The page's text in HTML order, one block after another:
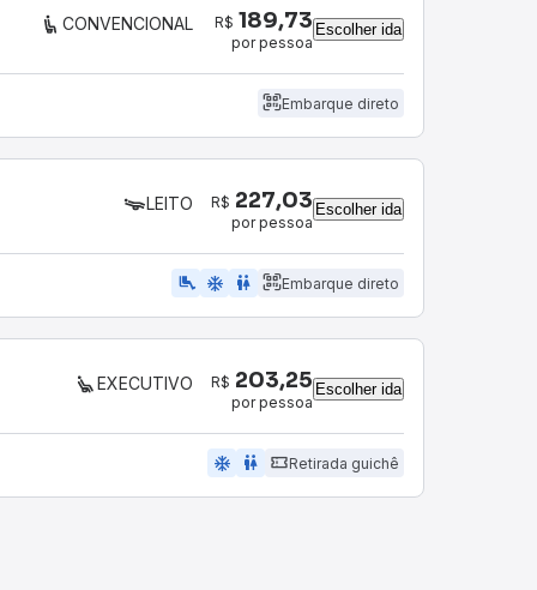
CONVENCIONAL R$ 189,73
por pessoa
Escolher ida
Embarque direto
LEITO R$ 227,03
por pessoa
Escolher ida
airline_seat_legroom_extra ac_unit wc Embarque direto
EXECUTIVO R$ 203,25
por pessoa
Escolher ida
ac_unit wc Retirada guichê